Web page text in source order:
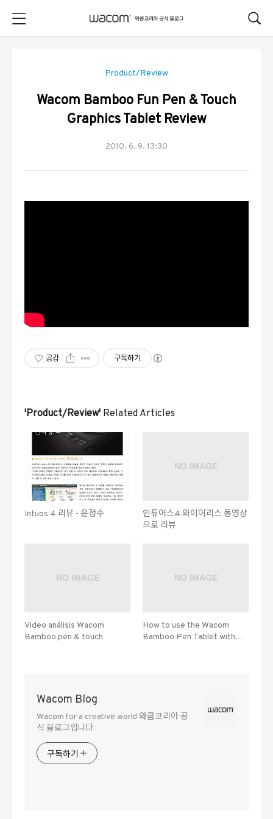
Product/Review
Wacom Bamboo Fun Pen & Touch
Graphics Tablet Review
2010. 6. 9. 13:30
공감 구독하기
'Product/Review' Related Articles
Intuos 4 리뷰 - 은정수
인튜어스4 와이어리스 동영상
으로 리뷰
Video análisis Wacom
Bamboo pen & touch
How to use the Wacom
Bamboo Pen Tablet with
Wacom Blog
Wacom for a creative world 와콤코리아 공
식 블로그입니다
구독하기